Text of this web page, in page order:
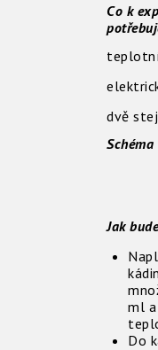
Co k
dvě
Jak
ml
Do